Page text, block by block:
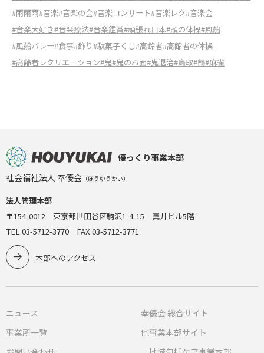
#雨雨雨#音楽#音楽の会#音楽コンサート#音楽レク#音楽会
#音楽大好き#音楽療法#音楽鑑賞#頑張れ日本#頭の体操#風船
#風船バレー#食事#飾り#駄菓子くじ#高齢者#高齢者の体操
#高齢者レクリエーション#鬼#鬼のお面#鬼退治#鳥取#鶴#麻雀
優っくり事業本部
社会福祉法人 奉優会 （ほうゆうかい）
法人管理本部
〒154-0012 東京都世田谷区駒沢1-4-15 真井ビル5階
TEL 03-5712-3770 FAX 03-5712-3771
本部へのアクセス
ニュース
事業所一覧
奉優会 総合サイト
他事業本部サイト